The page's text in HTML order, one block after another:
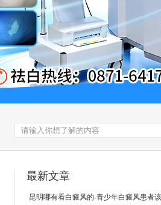
最新文章
昆明哪有看白癜风的-青少年白癜风患者